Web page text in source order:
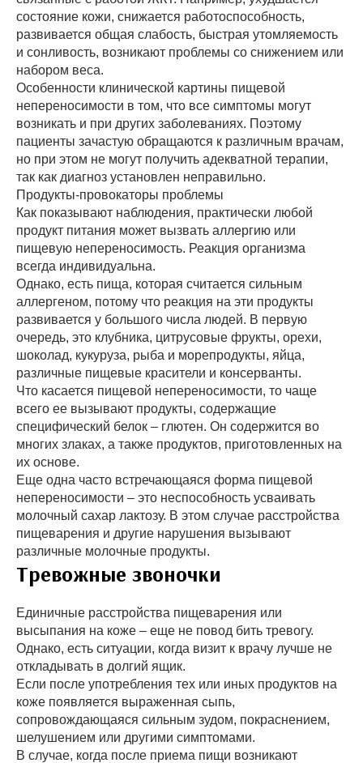
состояние кожи, снижается работоспособность,
развивается общая слабость, быстрая утомляемость
и сонливость, возникают проблемы со снижением или
набором веса.
Особенности клинической картины пищевой
непереносимости в том, что все симптомы могут
возникать и при других заболеваниях. Поэтому
пациенты зачастую обращаются к различным врачам,
но при этом не могут получить адекватной терапии,
так как диагноз установлен неправильно.
Продукты-провокаторы проблемы
Как показывают наблюдения, практически любой
продукт питания может вызвать аллергию или
пищевую непереносимость. Реакция организма
всегда индивидуальна.
Однако, есть пища, которая считается сильным
аллергеном, потому что реакция на эти продукты
развивается у большого числа людей. В первую
очередь, это клубника, цитрусовые фрукты, орехи,
шоколад, кукуруза, рыба и морепродукты, яйца,
различные пищевые красители и консерванты.
Что касается пищевой непереносимости, то чаще
всего ее вызывают продукты, содержащие
специфический белок – глютен. Он содержится во
многих злаках, а также продуктов, приготовленных на
их основе.
Еще одна часто встречающаяся форма пищевой
непереносимости – это неспособность усваивать
молочный сахар лактозу. В этом случае расстройства
пищеварения и другие нарушения вызывают
различные молочные продукты.
Тревожные звоночки
Единичные расстройства пищеварения или
высыпания на коже – еще не повод бить тревогу.
Однако, есть ситуации, когда визит к врачу лучше не
откладывать в долгий ящик.
Если после употребления тех или иных продуктов на
коже появляется выраженная сыпь,
сопровождающаяся сильным зудом, покраснением,
шелушением или другими симптомами.
В случае, когда после приема пищи возникают